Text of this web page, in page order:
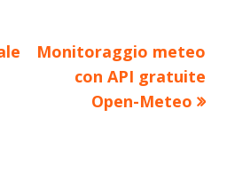
Nuovo
articolo:
Monitoraggio meteo
con API gratuite
Open-Meteo